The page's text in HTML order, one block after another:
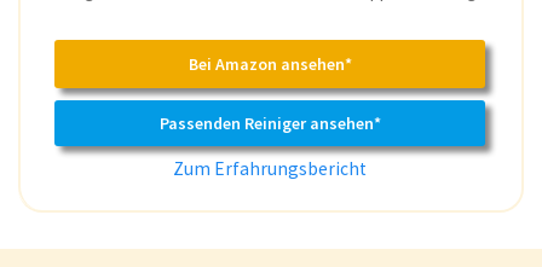
Bei Amazon ansehen*
Passenden Reiniger ansehen*
Zum Erfahrungsbericht